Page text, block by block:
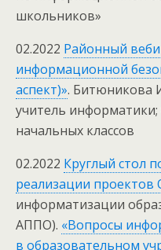
школьников»
02.2022 Районный
информационной
аспект)». Битюникова
учитель
начальных классов
02.2022 Круглый стол
реализации проектов
информатизации
АППО). «Вопросы
в образовательном